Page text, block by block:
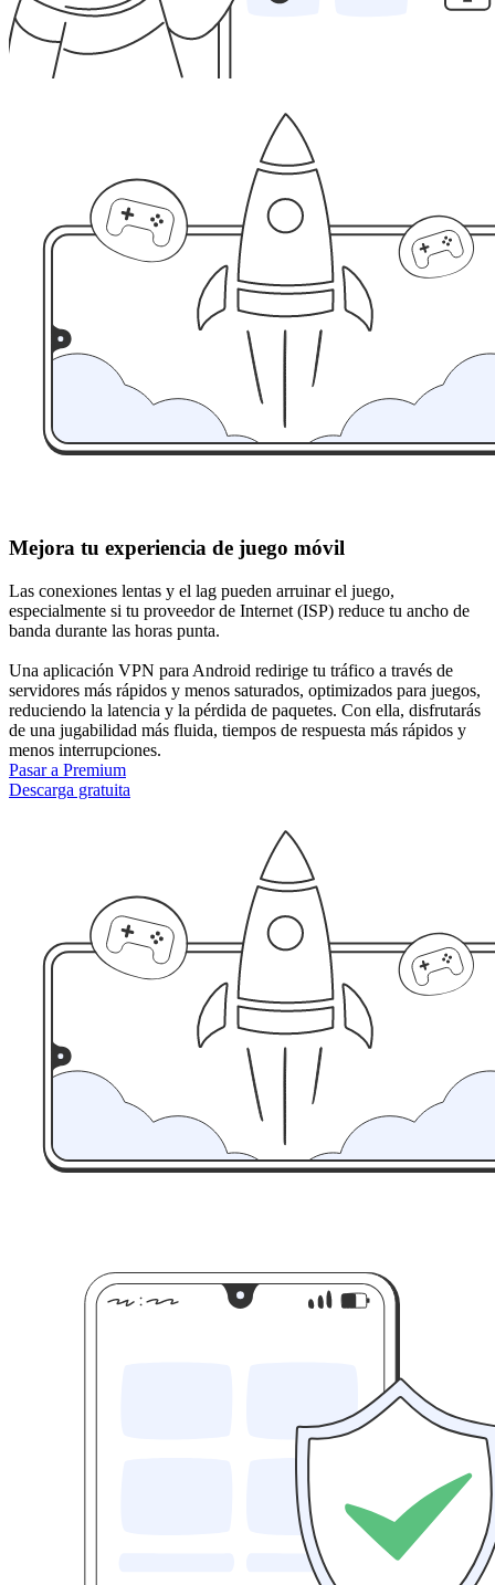
Mejora tu experiencia de juego móvil
Las conexiones lentas y el lag pueden arruinar el juego,
especialmente si tu proveedor de Internet (ISP) reduce tu ancho de
banda durante las horas punta.
Una aplicación VPN para Android redirige tu tráfico a través de
servidores más rápidos y menos saturados, optimizados para juegos,
reduciendo la latencia y la pérdida de paquetes. Con ella, disfrutarás
de una jugabilidad más fluida, tiempos de respuesta más rápidos y
menos interrupciones.
Pasar a Premium
Descarga gratuita